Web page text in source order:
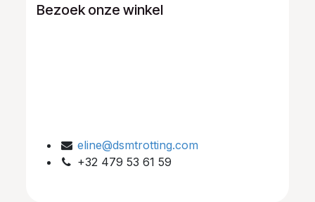
Bezoek onze winkel
eline@dsmtrotting.com
+32 479 53 61 59